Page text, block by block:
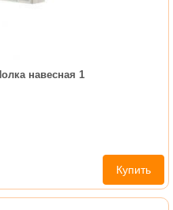
навесная 1
Купить